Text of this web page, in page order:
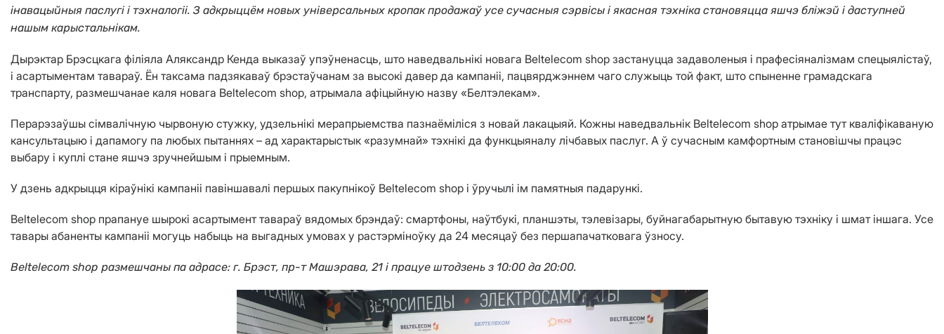
інавацыйныя паслугі і тэхналогіі. З адкрыццём новых універсальных кропак продажаў усе сучасныя сэрвісы і якасная тэхніка становяцца яшчэ бліжэй і даступней
нашым карыстальнікам.
Дырэктар Брэсцкага філіяла Аляксандр Кенда выказаў упэўненасць, што наведвальнікі новага Beltelecom shop застануцца задаволеныя і прафесіяналізмам спецыялістаў,
і асартыментам тавараў. Ён таксама падзякаваў брэстаўчанам за высокі давер да кампаніі, пацвярджэннем чаго служыць той факт, што спыненне грамадскага
транспарту, размешчанае каля новага Beltelecom shop, атрымала афіцыйную назву «Белтэлекам».
Перарэзаўшы сімвалічную чырвоную стужку, удзельнікі мерапрыемства пазнаёміліся з новай лакацыяй. Кожны наведвальнік Beltelecom shop атрымае тут кваліфікаваную
кансультацыю і дапамогу па любых пытаннях – ад характарыстык «разумнай» тэхнікі да функцыяналу лічбавых паслуг. А ў сучасным камфортным становішчы працэс
выбару і куплі стане яшчэ зручнейшым і прыемным.
У дзень адкрыцця кіраўнікі кампаніі павіншавалі першых пакупнікоў Beltelecom shop і ўручылі ім памятныя падарункі.
Beltelecom shop прапануе шырокі асартымент тавараў вядомых брэндаў: смартфоны, наўтбукі, планшэты, тэлевізары, буйнагабарытную бытавую тэхніку і шмат іншага. Усе
тавары абаненты кампаніі могуць набыць на выгадных умовах у растэрміноўку да 24 месяцаў без першапачатковага ўзносу.
Beltelecom shop размешчаны па адрасе: г. Брэст, пр-т Машэрава, 21 і працуе штодзень з 10:00 да 20:00.